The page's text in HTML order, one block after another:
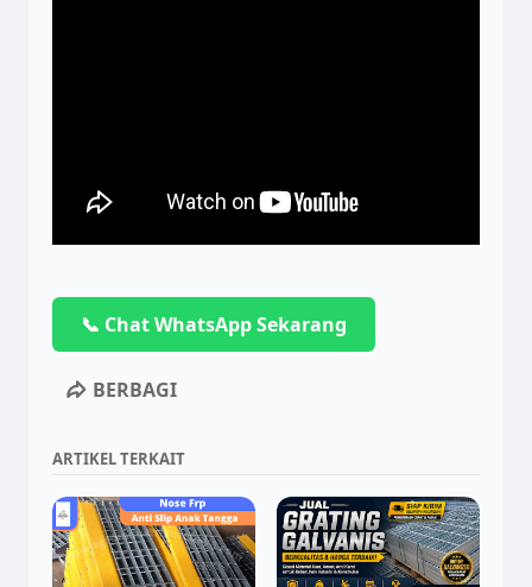
📞 Chat WhatsApp Sekarang
BERBAGI
ARTIKEL TERKAIT